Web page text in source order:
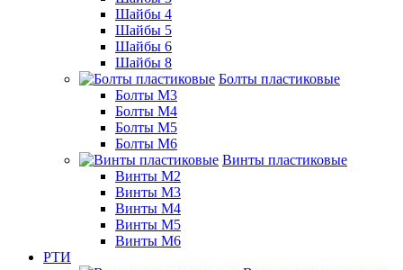
Шайбы 4
Шайбы 5
Шайбы 6
Шайбы 8
Болты пластиковые
Болты М3
Болты М4
Болты М5
Болты М6
Винты пластиковые
Винты М2
Винты М3
Винты М4
Винты М5
Винты М6
РТИ